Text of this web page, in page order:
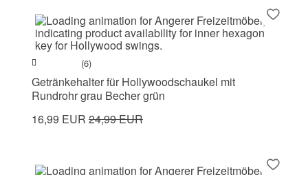
(6)
Getränkehalter für Hollywoodschaukel mit
Rundrohr grau Becher grün
16,99 EUR 24,99 EUR